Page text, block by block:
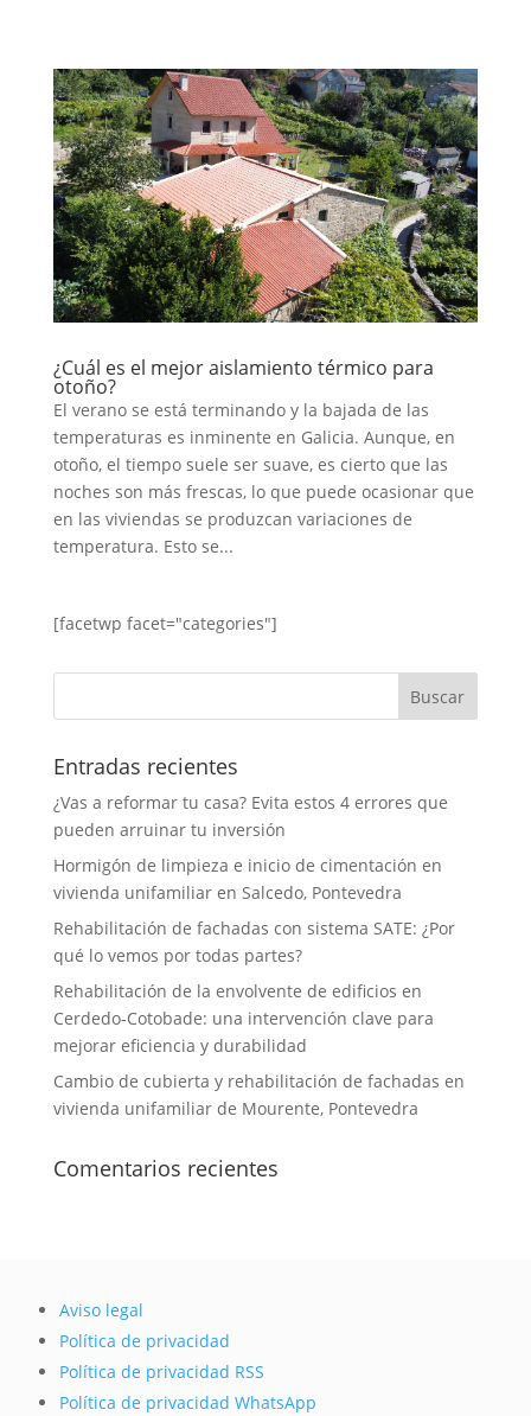
¿Cuál es el mejor aislamiento térmico para
otoño?
El verano se está terminando y la bajada de las
temperaturas es inminente en Galicia. Aunque, en
otoño, el tiempo suele ser suave, es cierto que las
noches son más frescas, lo que puede ocasionar que
en las viviendas se produzcan variaciones de
temperatura. Esto se...
[facetwp facet="categories"]
Entradas recientes
¿Vas a reformar tu casa? Evita estos 4 errores que
pueden arruinar tu inversión
Hormigón de limpieza e inicio de cimentación en
vivienda unifamiliar en Salcedo, Pontevedra
Rehabilitación de fachadas con sistema SATE: ¿Por
qué lo vemos por todas partes?
Rehabilitación de la envolvente de edificios en
Cerdedo-Cotobade: una intervención clave para
mejorar eficiencia y durabilidad
Cambio de cubierta y rehabilitación de fachadas en
vivienda unifamiliar de Mourente, Pontevedra
Comentarios recientes
Aviso legal
Política de privacidad
Política de privacidad RSS
Política de privacidad WhatsApp